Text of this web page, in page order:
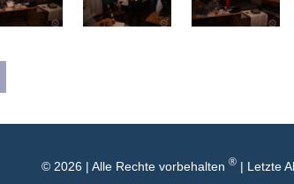
© 2026 | Alle Rechte vorbehalten ®| Letzte